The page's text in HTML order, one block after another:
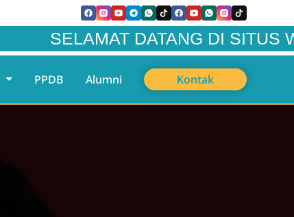
SELAMAT DATANG DI SITUS
PPDB Alumni Kontak